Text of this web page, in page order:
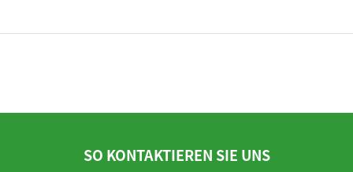
SO KONTAKTIEREN SIE UNS